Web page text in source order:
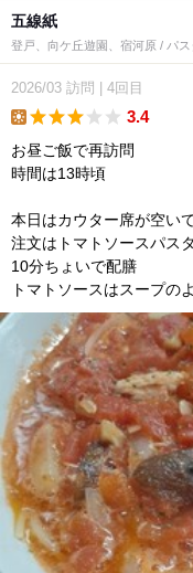
五線紙
登戸、向ケ丘遊園、宿河原 / パ
2026/03 訪問 4回目
3.4
お昼ご飯で再訪問
時間は13時頃
本日はカウター席が空い
注文はトマトソースパス
10分ちょいで配膳
トマトソースはスープの